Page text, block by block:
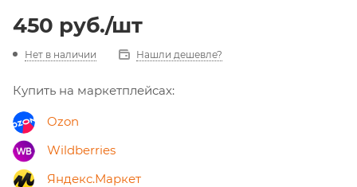
450 руб./шт
Нет в наличии Нашли дешевле?
Купить на маркетплейсах:
Ozon
Wildberries
Яндекс.Маркет